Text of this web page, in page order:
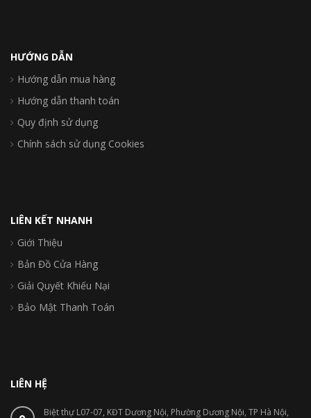
HƯỚNG DẪN
Hướng dẫn mua hàng
Hướng dẫn thanh toán
Quy định sử dụng
Chính sách sử dụng Cookies
LIÊN KẾT NHANH
Giới Thiệu
Bản Đồ Cửa Hàng
Giải Quyết Khiếu Nại
Bảo Mật Thanh Toán
LIÊN HỆ
Biệt thự L07-07, KĐT Dương Nội, Phường Dương Nội, TP Hà Nội,